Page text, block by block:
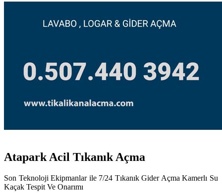
Atapark Acil Tıkanık Açma
Son Teknoloji Ekipmanlar ile 7/24 Tıkanık Gider Açma Kamerlı Su
Kaçak Tespit Ve Onarımı